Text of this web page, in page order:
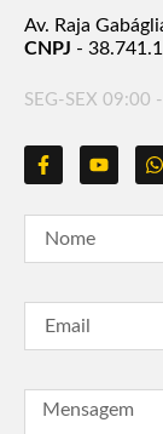
Av. Raja
CNPJ -
SEG-SEX 09:00